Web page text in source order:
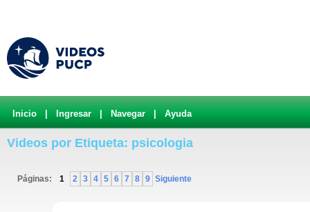
Inicio Ingresar Navegar Ayuda
Videos por Etiqueta: psicologia
Páginas: 1 2 3 4 5 6 7 8 9 Siguiente